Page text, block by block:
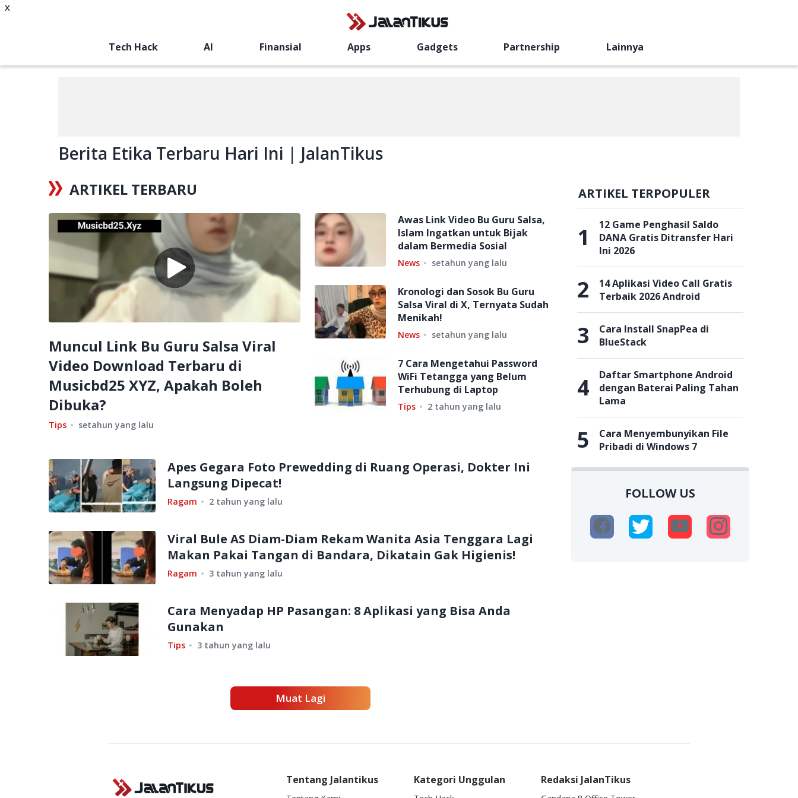
Tech Hack AI Finansial Apps Gadgets Partnership Lainnya
Berita Etika Terbaru Hari Ini | JalanTikus
ARTIKEL TERBARU
Muncul Link Bu Guru Salsa Viral
Video Download Terbaru di
Musicbd25 XYZ, Apakah Boleh
Dibuka?
Tips setahun yang lalu
Awas Link Video Bu Guru Salsa,
Islam Ingatkan untuk Bijak
dalam Bermedia Sosial
News setahun yang lalu
Kronologi dan Sosok Bu Guru
Salsa Viral di X, Ternyata Sudah
Menikah!
News setahun yang lalu
7 Cara Mengetahui Password
WiFi Tetangga yang Belum
Terhubung di Laptop
Tips 2 tahun yang lalu
Apes Gegara Foto Prewedding di Ruang Operasi, Dokter Ini
Langsung Dipecat!
Ragam 2 tahun yang lalu
Viral Bule AS Diam-Diam Rekam Wanita Asia Tenggara Lagi
Makan Pakai Tangan di Bandara, Dikatain Gak Higienis!
Ragam 3 tahun yang lalu
Cara Menyadap HP Pasangan: 8 Aplikasi yang Bisa Anda
Gunakan
Tips 3 tahun yang lalu
Muat Lagi
ARTIKEL TERPOPULER
1
12 Game Penghasil Saldo
DANA Gratis Ditransfer Hari
Ini 2026
2
14 Aplikasi Video Call Gratis
Terbaik 2026 Android
3
Cara Install SnapPea di
BlueStack
4
Daftar Smartphone Android
dengan Baterai Paling Tahan
Lama
5
Cara Menyembunyikan File
Pribadi di Windows 7
FOLLOW US
x
Redaksi JalanTikus
Tentang Jalantikus Kategori Unggulan